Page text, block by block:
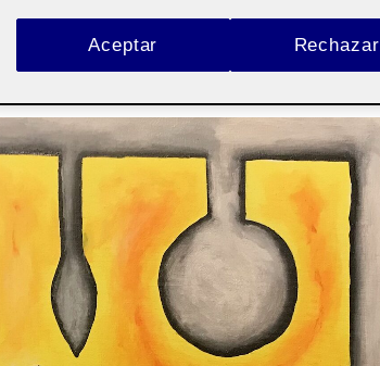
MEMORIA FINAL
Rechazar
Aceptar